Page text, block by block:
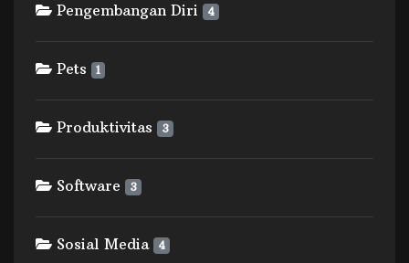
Pengembangan Diri 4
Pets 1
Produktivitas 3
Software 3
Sosial Media 4